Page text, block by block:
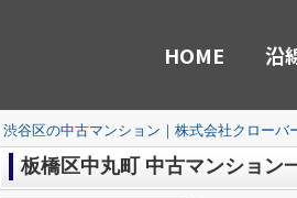
HOME 沿
渋谷区の中古マンション｜株式会社クローバ
板橋区中丸町 中古マンション